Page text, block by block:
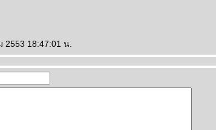
2553 18:47:01 น.